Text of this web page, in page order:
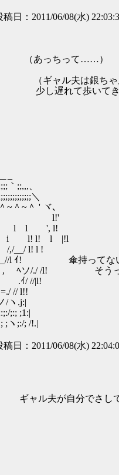
稿日：2011/06/08(水)
ちって……）
ル夫は銀ちゃん
歩いてきたの
、
＼
~＾ ' ヾ､
; l!'
l ', l!
l! l! l |!l
l! l !
ｲ! 傘持ってないの
/l! そうって答え
/ //|l!
// l!!
/ヽ.j:|
;:; ;1:|
;ヽ;:/; /!.|
稿日：2011/06/08(水)
夫が自分でさして